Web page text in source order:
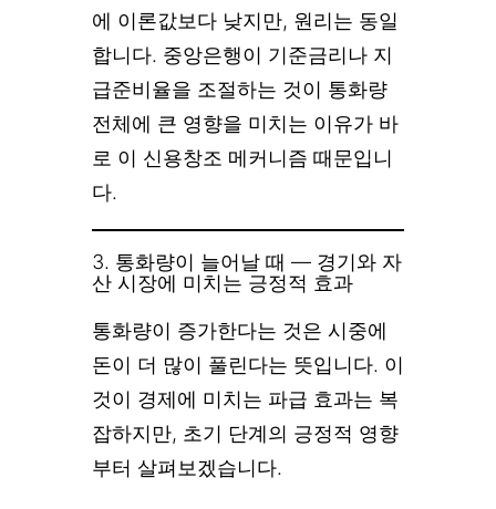
에 이론값보다 낮지만, 원리는 동일
합니다. 중앙은행이 기준금리나 지
급준비율을 조절하는 것이 통화량
전체에 큰 영향을 미치는 이유가 바
로 이 신용창조 메커니즘 때문입니
다.
3. 통화량이 늘어날 때 — 경기와 자
산 시장에 미치는 긍정적 효과
통화량이 증가한다는 것은 시중에
돈이 더 많이 풀린다는 뜻입니다. 이
것이 경제에 미치는 파급 효과는 복
잡하지만, 초기 단계의 긍정적 영향
부터 살펴보겠습니다.